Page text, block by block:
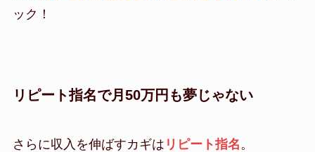
ック！
リピート指名で月50万円も夢じゃない
さらに収入を伸ばすカギは リピート指名 。